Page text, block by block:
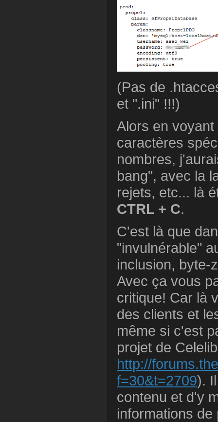
(Pas de
et ".ini" !!!)
Alors en
caractères
nombres,
bang", avec la
rejets, etc... là
CTRL + C.
C'est là que
"invulnérable"
inclusion, byte-
Avec ça vous
critique! Car là
des clients et
même si c'est
projet de
http://
f=30&t=2709).
contenu et d'y
informations